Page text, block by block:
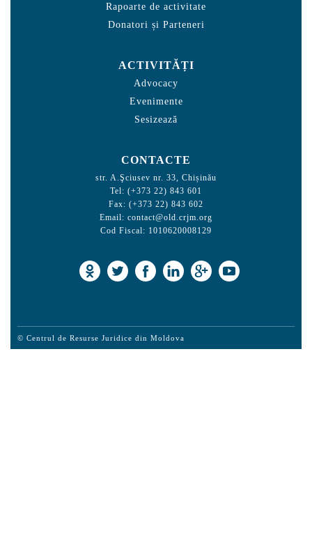
Rapoarte de activitate
Donatori și Parteneri
ACTIVITĂȚI
Advocacy
Evenimente
Sesizează
CONTACTE
str. A.Şciusev nr. 33, Chișinău
Tel: (+373 22) 843 601
Fax: (+373 22) 843 602
Email: contact@old.crjm.org
Cod Fiscal: 1010620008129
© Centrul de Resurse Juridice din Moldova